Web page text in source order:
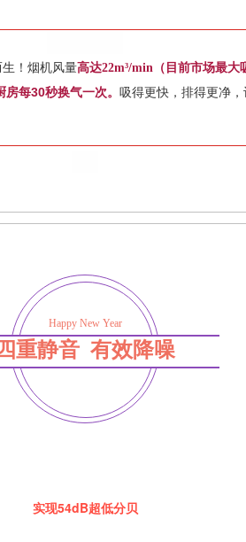
！烟机风量高达22m³/min（目前市场最大
房每30秒换气一次。吸得更快，排得更净
Happy New Year
重静音 有效降噪
实现54dB超低分贝